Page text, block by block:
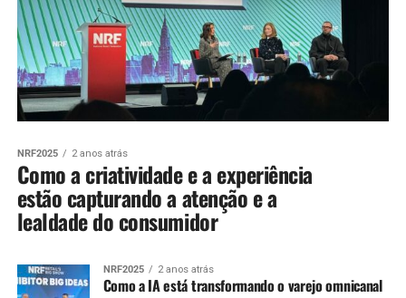
NRF2025 2 anos atrás
Como a criatividade e a experiência
estão capturando a atenção e a
lealdade do consumidor
NRF2025 2 anos atrás
Como a IA está transformando o varejo omnicanal